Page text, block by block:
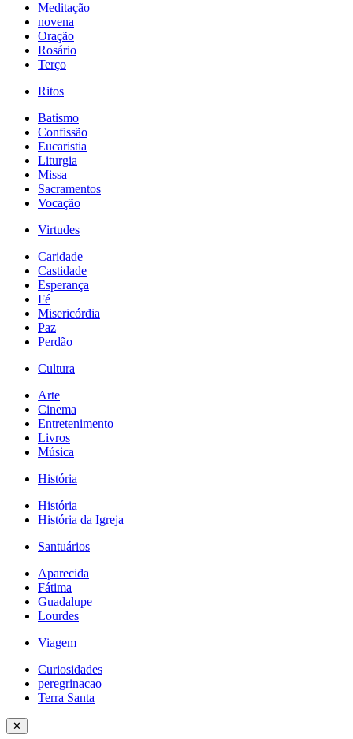
Meditação
novena
Oração
Rosário
Terço
Ritos
Batismo
Confissão
Eucaristia
Liturgia
Missa
Sacramentos
Vocação
Virtudes
Caridade
Castidade
Esperança
Fé
Misericórdia
Paz
Perdão
Cultura
Arte
Cinema
Entretenimento
Livros
Música
História
História
História da Igreja
Santuários
Aparecida
Fátima
Guadalupe
Lourdes
Viagem
Curiosidades
peregrinacao
Terra Santa
✕